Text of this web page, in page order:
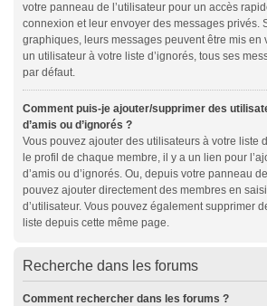
votre panneau de l’utilisateur pour un accès
connexion et leur envoyer des messages privés.
graphiques, leurs messages peuvent être mis en
un utilisateur à votre liste d’ignorés, tous ses
par défaut.
Comment puis-je ajouter/supprimer des
d’amis ou d’ignorés ?
Vous pouvez ajouter des utilisateurs à votre liste
le profil de chaque membre, il y a un lien pour
d’amis ou d’ignorés. Ou, depuis votre panneau
pouvez ajouter directement des membres en
d’utilisateur. Vous pouvez également supprimer
liste depuis cette même page.
Recherche dans les forums
Comment rechercher dans les forums ?